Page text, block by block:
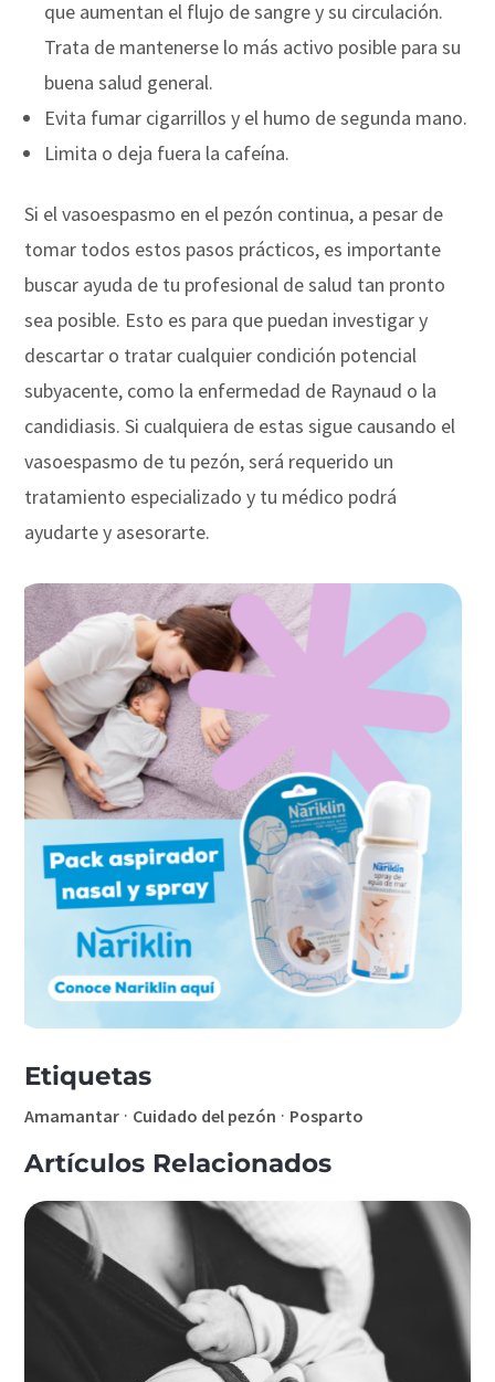
que aumentan el flujo de sangre y su circulación.
Trata de mantenerse lo más activo posible para su
buena salud general.
Evita fumar cigarrillos y el humo de segunda mano.
Limita o deja fuera la cafeína.
Si el vasoespasmo en el pezón continua, a pesar de
tomar todos estos pasos prácticos, es importante
buscar ayuda de tu profesional de salud tan pronto
sea posible. Esto es para que puedan investigar y
descartar o tratar cualquier condición potencial
subyacente, como la enfermedad de Raynaud o la
candidiasis. Si cualquiera de estas sigue causando el
vasoespasmo de tu pezón, será requerido un
tratamiento especializado y tu médico podrá
ayudarte y asesorarte.
Etiquetas
Amamantar · Cuidado del pezón · Posparto
Artículos Relacionados